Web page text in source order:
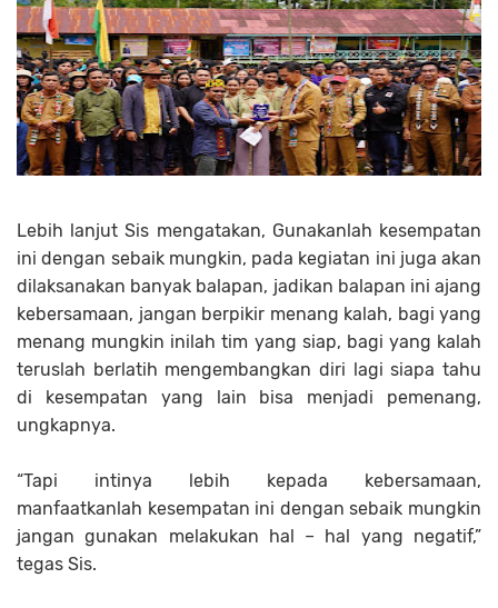
Lebih lanjut Sis mengatakan, Gunakanlah kesempatan
ini dengan sebaik mungkin, pada kegiatan ini juga akan
dilaksanakan banyak balapan, jadikan balapan ini ajang
kebersamaan, jangan berpikir menang kalah, bagi yang
menang mungkin inilah tim yang siap, bagi yang kalah
teruslah berlatih mengembangkan diri lagi siapa tahu
di kesempatan yang lain bisa menjadi pemenang,
ungkapnya.
“Tapi intinya lebih kepada kebersamaan,
manfaatkanlah kesempatan ini dengan sebaik mungkin
jangan gunakan melakukan hal – hal yang negatif,”
tegas Sis.